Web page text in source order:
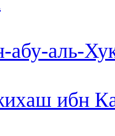
абу-аль-
ибн